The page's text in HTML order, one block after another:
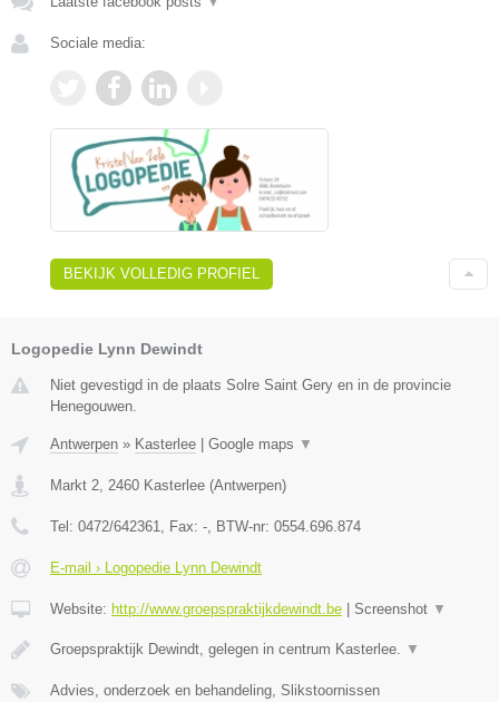
Sociale media:
BEKIJK VOLLEDIG PROFIEL
Logopedie Lynn Dewindt
Niet gevestigd in de plaats Solre Saint Gery en in de provincie
Henegouwen.
Antwerpen » Kasterlee Google maps ▼
Markt 2, 2460 Kasterlee (Antwerpen)
Tel: 0472/642361, Fax: -, BTW-nr: 0554.696.874
E-mail › Logopedie Lynn Dewindt
Website: http://www.groepspraktijkdewindt.be Screenshot ▼
Groepspraktijk Dewindt, gelegen in centrum Kasterlee. ▼
Advies, onderzoek en behandeling, Slikstoornissen